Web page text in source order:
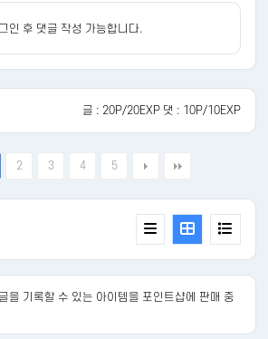
인 후 댓글 작성 가능합니다.
글 : 20P/20EXP 댓 : 10P/10EXP
2 3 4 5
을 기록할 수 있는 아이템을 포인트샵에 판매 중